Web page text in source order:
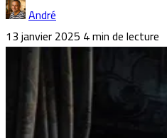
André
13 janvier 2025 4 min de lecture